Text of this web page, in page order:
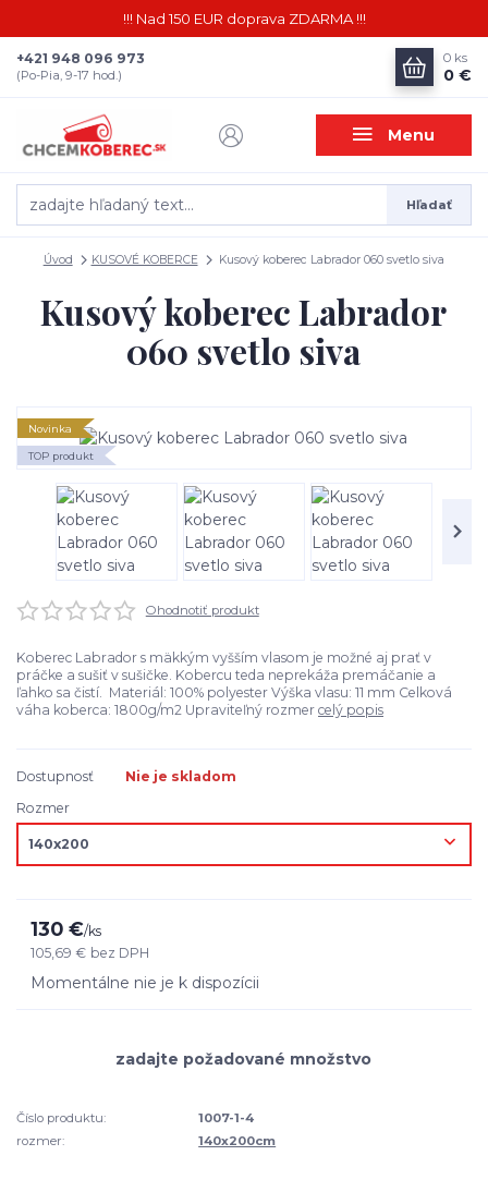
!!! Nad 150 EUR doprava ZDARMA !!!
Menu
Hľadať
+421 948 096 973
(Po-Pia, 9-17 hod.)
0 ks
0 €
Úvod KUSOVÉ KOBERCE Kusový koberec Labrador 060 svetlo siva
Kusový koberec Labrador
060 svetlo siva
Novinka
TOP produkt
Ohodnotiť produkt
Koberec Labrador s mäkkým vyšším vlasom je možné aj prať v
práčke a sušiť v sušičke. Kobercu teda neprekáža premáčanie a
ľahko sa čistí. Materiál: 100% polyester Výška vlasu: 11 mm Celková
váha koberca: 1800g/m2 Upraviteľný rozmer celý popis
Dostupnosť
Nie je skladom
Rozmer
130 €/ks
105,69 € bez DPH
Momentálne nie je k dispozícii
Číslo produktu:
1007-1-4
rozmer:
140x200cm